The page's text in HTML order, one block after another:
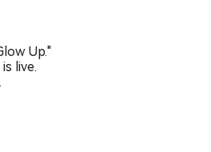
Up."
live.